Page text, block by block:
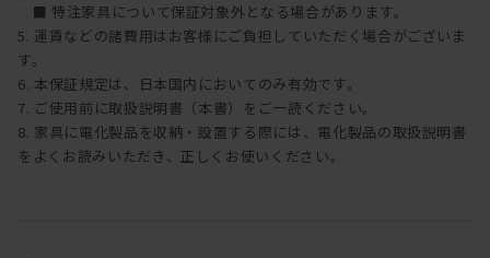
■ 特注家具について保証対象外となる場合があります。
5. 運賃などの諸費用はお客様にご負担していただく場合がございま
す。
6. 本保証規定は、日本国内においてのみ有効です。
7. ご使用前に取扱説明書（本書）をご一読ください。
8. 家具に電化製品を収納・設置する際には、電化製品の取扱説明書
をよくお読みいただき、正しくお使いください。